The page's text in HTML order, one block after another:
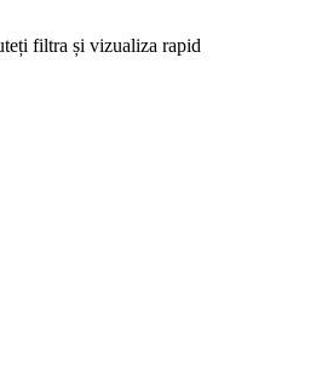
filtra și vizualiza rapid